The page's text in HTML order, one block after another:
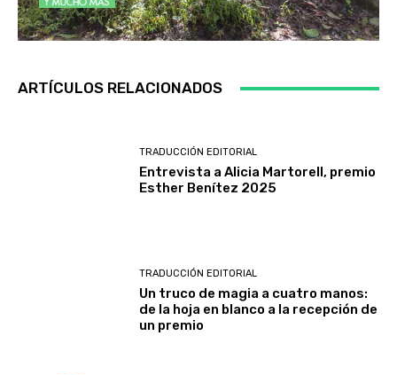
ARTÍCULOS RELACIONADOS
TRADUCCIÓN EDITORIAL
Entrevista a Alicia Martorell, premio
Esther Benítez 2025
TRADUCCIÓN EDITORIAL
Un truco de magia a cuatro manos:
de la hoja en blanco a la recepción de
un premio